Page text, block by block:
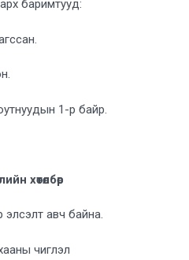
баримтууд:
1-р байр.
хөтөлбөр
элсэлт авч байна.
чиглэл